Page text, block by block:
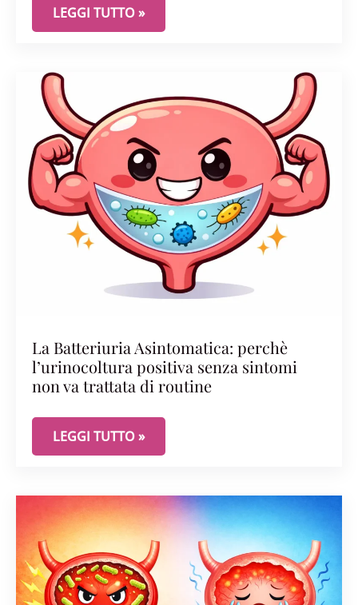
CISTITE E FLUOROCHINOLONI: PERCHÉ
LEGGI TUTTO »
La Batteriuria Asintomatica: perchè
l’urinocoltura positiva senza sintomi
non va trattata di routine
LA BATTERIURIA ASINTOMATICA: PERCHÈ
LEGGI TUTTO »